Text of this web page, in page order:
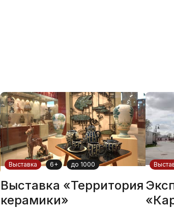
Выставка 6+ до 1000
Выставка «Территория
керамики»